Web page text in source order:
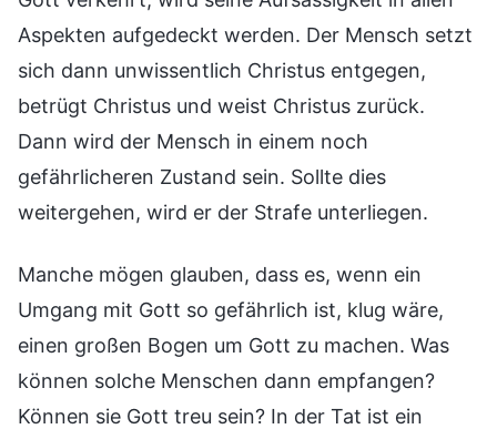
Aspekten aufgedeckt werden. Der Mensch setzt
sich dann unwissentlich Christus entgegen,
betrügt Christus und weist Christus zurück.
Dann wird der Mensch in einem noch
gefährlicheren Zustand sein. Sollte dies
weitergehen, wird er der Strafe unterliegen.
Manche mögen glauben, dass es, wenn ein
Umgang mit Gott so gefährlich ist, klug wäre,
einen großen Bogen um Gott zu machen. Was
können solche Menschen dann empfangen?
Können sie Gott treu sein? In der Tat ist ein